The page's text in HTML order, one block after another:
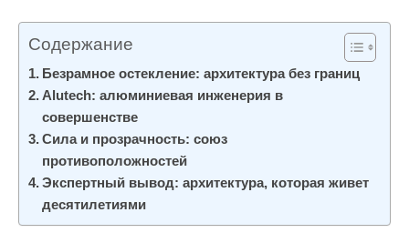
Содержание
Безрамное остекление: архитектура без границ
Alutech: алюминиевая инженерия в
совершенстве
Сила и прозрачность: союз
противоположностей
Экспертный вывод: архитектура, которая живет
десятилетиями